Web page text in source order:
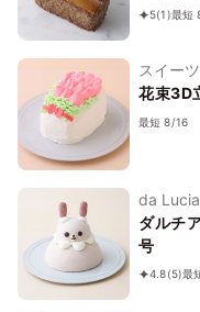
5(1)最短
スイー
花束3D
最短 8/16
da
ダルチ
号
4.8(5)最